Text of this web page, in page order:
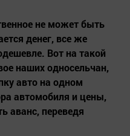
не может быть
денег, все же
Вот на такой
наших односельчан,
авто на одном
автомобиля и цены,
аванс, переведя